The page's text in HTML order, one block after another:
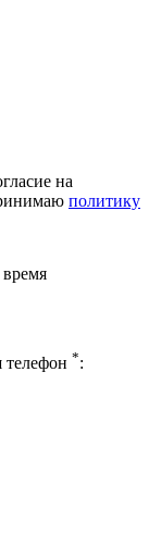
на
политику
*: